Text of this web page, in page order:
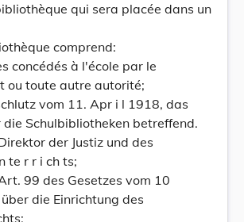
qui sera placée dans un
comprend:
concédés à l'école par le
ou toute autre autorité;
vom 11. Apr i l 1918, das
die Schulbibliotheken betreffend.
der Justiz und des
te r r i ch ts;
99 des Gesetzes vom 10
die Einrichtung des